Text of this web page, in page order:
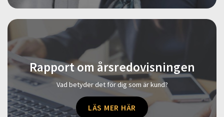
Rapport om årsredovisningen
Vad betyder det för dig som är kund?
LÄS MER HÄR